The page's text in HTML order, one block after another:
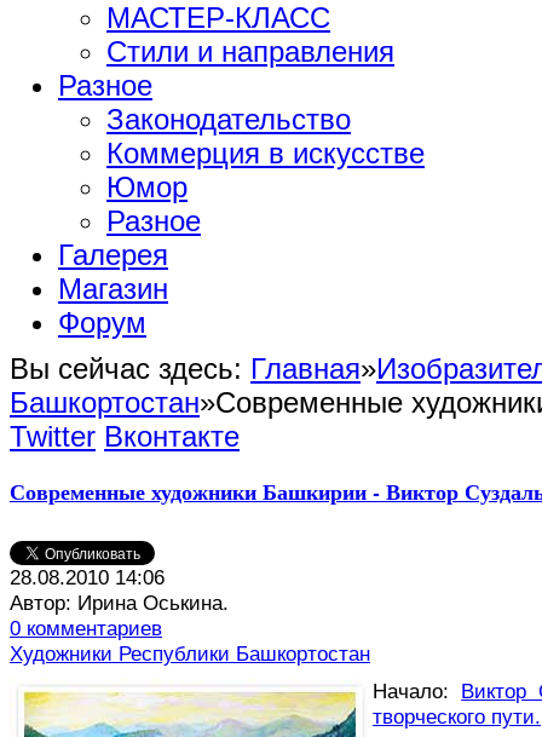
МАСТЕР-КЛАСС
Стили и направления
Разное
Законодательство
Коммерция в искусстве
Юмор
Разное
Галерея
Магазин
Форум
Вы сейчас здесь: Главная»
Башкортостан»Современные
Twitter Вконтакте
Современные художники Башкирии - Виктор
28.08.2010 14:06
Автор: Ирина Оськина.
0 комментариев
Художники Республики Башкортостан
Начало: Виктор
творческого пути.